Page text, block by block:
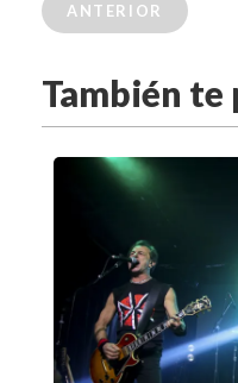
ANTERIOR
También te